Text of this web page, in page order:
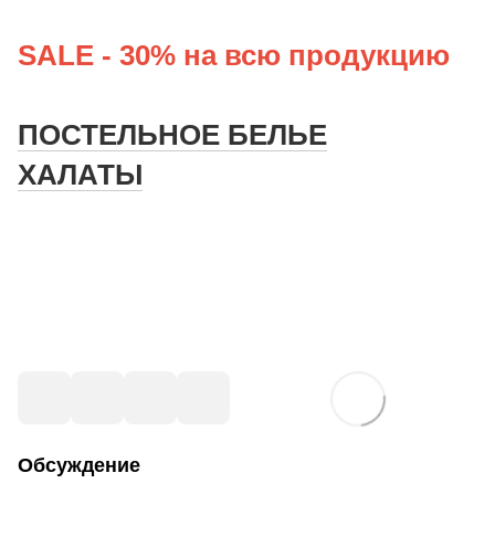
SALE - 30% на всю продукцию
ПОСТЕЛЬНОЕ БЕЛЬЕ
ХАЛАТЫ
Обсуждение